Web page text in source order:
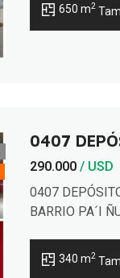
mercaderías o
650 m2
0407
290.000 / USD
0407
BARRIO PA´I
ideal para
showroom
340 m2